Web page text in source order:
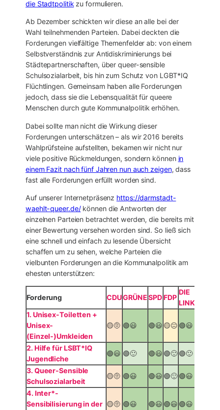
die Stadtpolitik zu formulieren.
Ab Dezember schickten wir diese an alle bei der
Wahl teilnehmenden Parteien. Dabei deckten die
Forderungen vielfältige Themenfelder ab: von einem
Selbstverständnis zur Antidiskriminierungs bei
Städtepartnerschaften, über queer-sensible
Schulsozialarbeit, bis hin zum Schutz von LGBT*IQ
Flüchtlingen. Gemeinsam haben alle Forderungen
jedoch, dass sie die Lebensqualität für queere
Menschen durch gute Kommunalpolitik erhöhen.
Dabei sollte man nicht die Wirkung dieser
Forderungen unterschätzen – als wir 2016 bereits
Wahlprüfsteine aufstellten, bekamen wir nicht nur
viele positive Rückmeldungen, sondern können in
einem Fazit nach fünf Jahren nun auch zeigen, dass
fast alle Forderungen erfüllt worden sind.
Auf unserer Internetpräsenz https://darmstadt-
waehlt-queer.de/können die Antworten der
einzelnen Parteien betrachtet werden, die bereits mit
einer Bewertung versehen worden sind. So ließ sich
eine schnell und einfach zu lesende Übersicht
schaffen um zu sehen, welche Parteien die
vielbunten Forderungen an die Kommunalpolitik am
ehesten unterstützen:
Forderung CDUGRÜNESPDFDP
DIE
LINKE
1. Unisex-Toiletten +
Unisex-
(Einzel-)Umkleiden
🟡🤨 🟢😃 🟢😃 🟡😐 🟢😃
2. Hilfe für LSBT*IQ
Jugendliche
🟢😃 🟢🙂 🟢😃 🟢🙂 🟢🙂
3. Queer-Sensible
Schulsozialarbeit
🟡🤨 🟢😃 🟢😃 🟢🙂 🟢😃
4. Inter*-
Sensibilisierung in der 🟡🤨 🟢😃 🟢😃 🟢😃 🟢😃